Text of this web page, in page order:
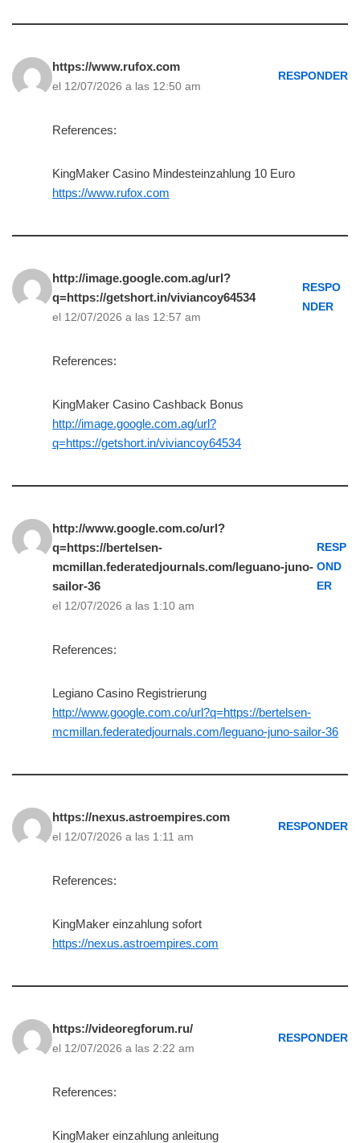
https://www.rufox.com
el 12/07/2026 a las 12:50 am
RESPONDER
References:
KingMaker Casino Mindesteinzahlung 10 Euro
https://www.rufox.com
http://image.google.com.ag/url?
q=https://getshort.in/viviancoy64534
el 12/07/2026 a las 12:57 am
RESPO
NDER
References:
KingMaker Casino Cashback Bonus
http://image.google.com.ag/url?
q=https://getshort.in/viviancoy64534
http://www.google.com.co/url?
q=https://bertelsen-
mcmillan.federatedjournals.com/leguano-juno-
sailor-36
el 12/07/2026 a las 1:10 am
RESP
OND
ER
References:
Legiano Casino Registrierung
http://www.google.com.co/url?q=https://bertelsen-
mcmillan.federatedjournals.com/leguano-juno-sailor-36
https://nexus.astroempires.com
el 12/07/2026 a las 1:11 am
RESPONDER
References:
KingMaker einzahlung sofort
https://nexus.astroempires.com
https://videoregforum.ru/
el 12/07/2026 a las 2:22 am
RESPONDER
References:
KingMaker einzahlung anleitung